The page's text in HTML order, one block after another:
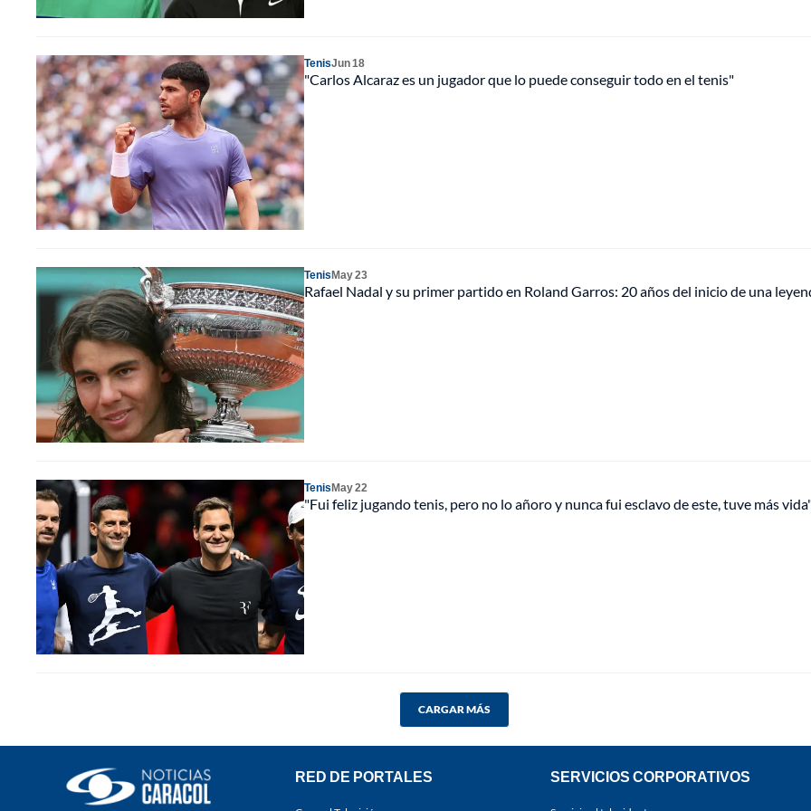
TenisJun 18
"Carlos Alcaraz es un jugador que lo puede conseguir todo en el tenis"
TenisMay 23
Rafael Nadal y su primer partido en Roland Garros: 20 años del inicio de una
TenisMay 22
"Fui feliz jugando tenis, pero no lo añoro y nunca fui esclavo de este, tuve más
CARGAR MÁS
RED DE PORTALES SERVICIOS CORPORATIVOS